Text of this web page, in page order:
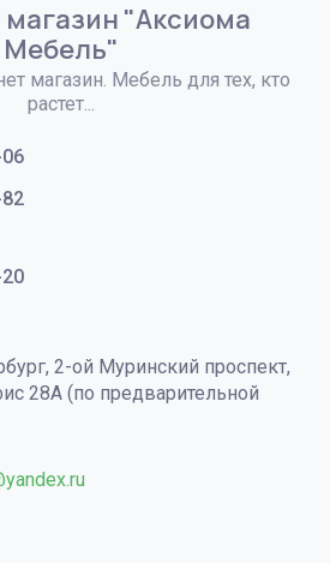
"Аксиома
Мебель"
магазин. Мебель для тех, кто
растет...
2-ой Муринский проспект,
28А (по предварительной